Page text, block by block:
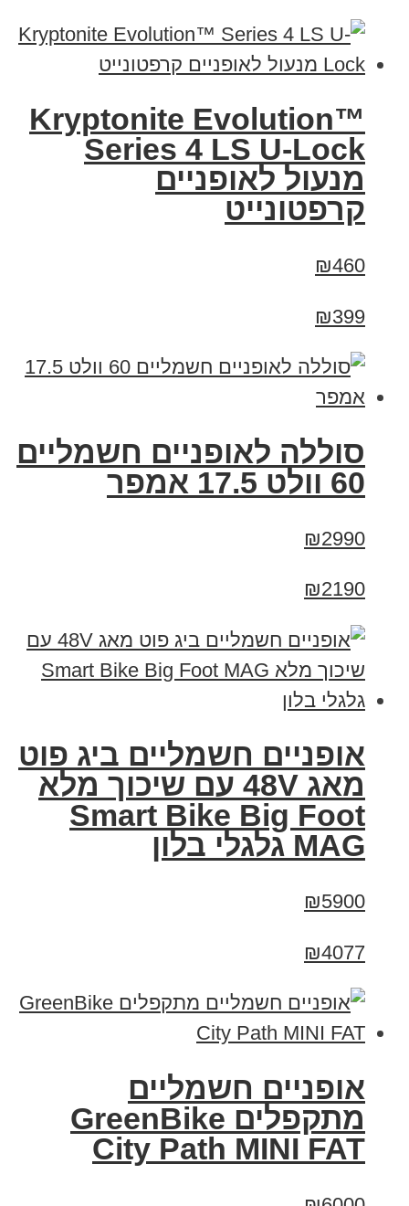
Kryptonite Evolution™
Series 4 LS U-Lock
מנעול לאופניים
קרפטונייט
₪460
₪399
סוללה לאופניים חשמליים
60 וולט 17.5 אמפר
₪2990
₪2190
אופניים חשמליים ביג פוט
מאג 48V עם שיכוך מלא
Smart Bike Big Foot
MAG גלגלי בלון
₪5900
₪4077
אופניים חשמליים
‏מתקפלים GreenBike
City Path MINI FAT